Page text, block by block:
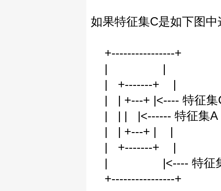
如果特征集C是如下图
+----------------+
| |
| +-------+ |
| | +---+ |<---- 特征集
| | | |<------ 特征集A：
| | +---+ | |
| +-------+ |
| |<---- 特征集B：
+----------------+